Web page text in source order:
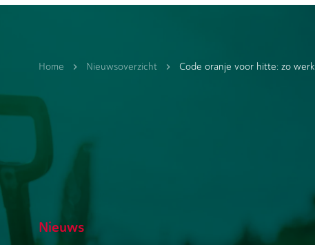
Home Nieuwsoverzicht Code oranje voor hitte: zo
Nieuws